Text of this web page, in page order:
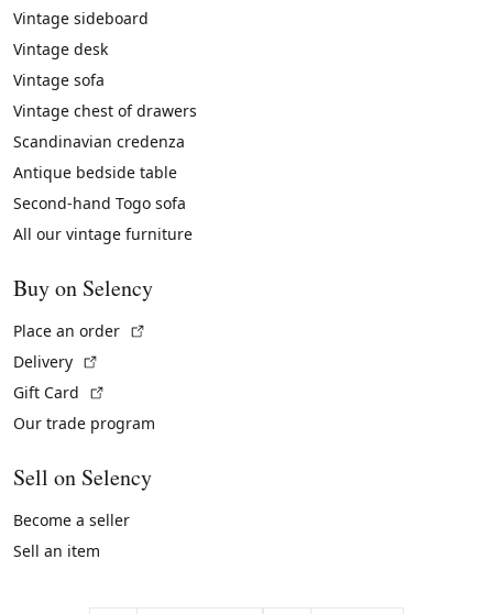
Vintage sideboard
Vintage desk
Vintage sofa
Vintage chest of drawers
Scandinavian credenza
Antique bedside table
Second-hand Togo sofa
All our vintage furniture
Buy on Selency
Place an order
Delivery
Gift Card
Our trade program
Sell on Selency
Become a seller
Sell an item